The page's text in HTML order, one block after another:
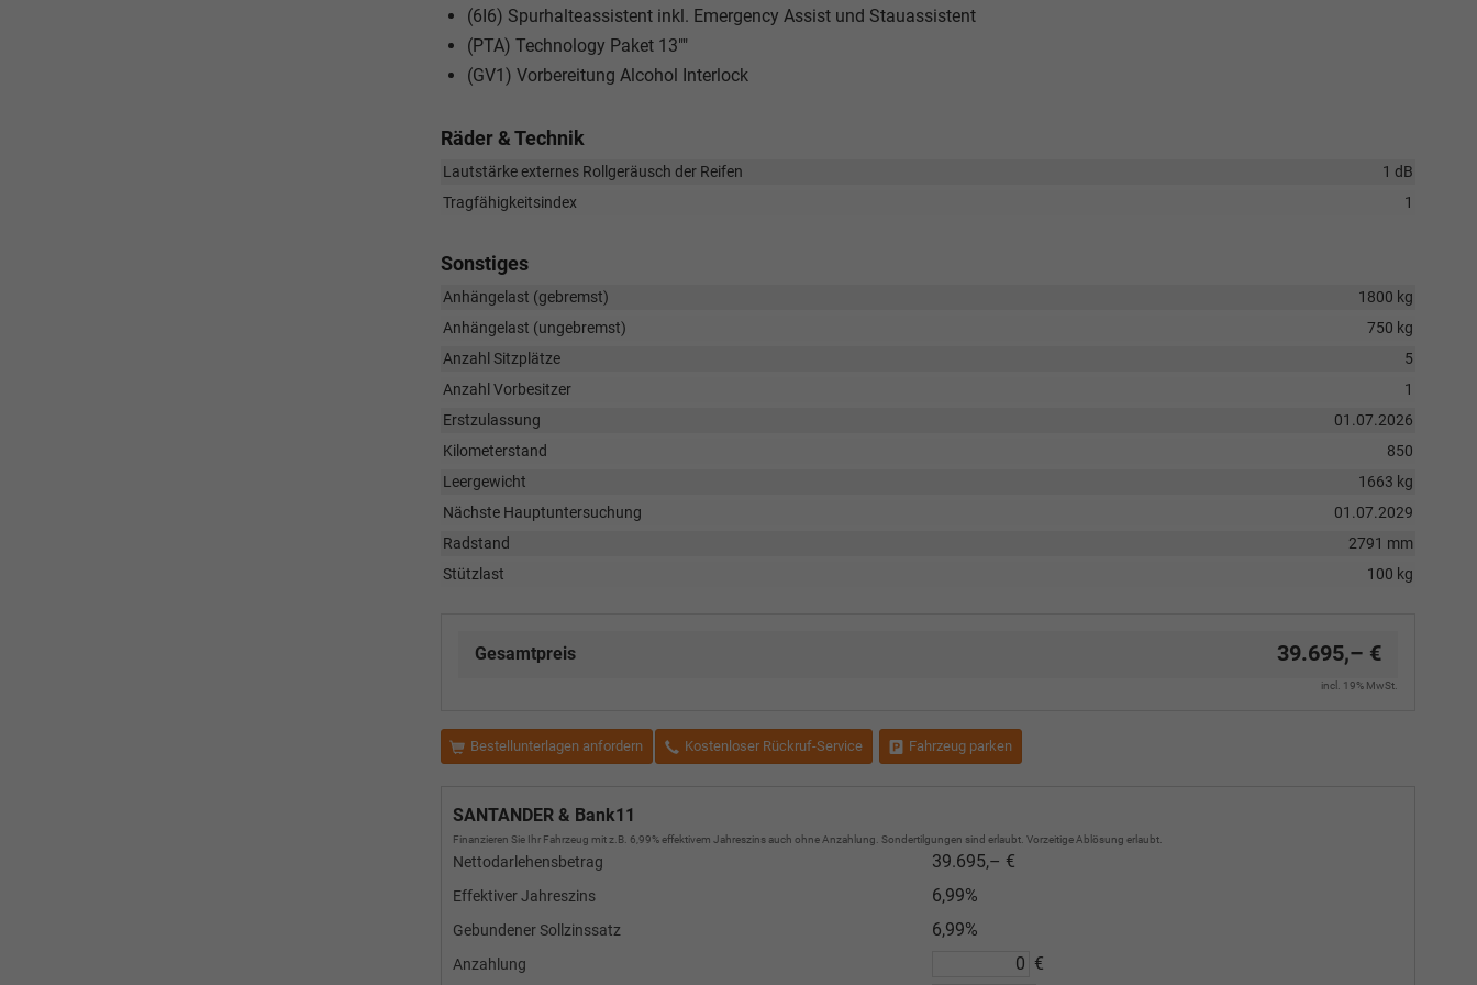
(6I6) Spurhalteassistent inkl. Emergency Assist und Stauassistent
(PTA) Technology Paket 13""
(GV1) Vorbereitung Alcohol Interlock
Räder & Technik
Lautstärke externes Rollgeräusch der Reifen
1 dB
Tragfähigkeitsindex
1
Sonstiges
Anhängelast (gebremst)
1800 kg
Anhängelast (ungebremst)
750 kg
Anzahl Sitzplätze
5
Anzahl Vorbesitzer
1
Erstzulassung
01.07.2026
Kilometerstand
850
Leergewicht
1663 kg
Nächste Hauptuntersuchung
01.07.2029
Radstand
2791 mm
Stützlast
100 kg
Gesamtpreis 39.695,– €
incl. 19% MwSt.
Bestellunterlagen anfordern Kostenloser Rückruf-Service Fahrzeug parken
SANTANDER & Bank11
Finanzieren Sie Ihr Fahrzeug mit z.B. 6,99% effektivem Jahreszins auch ohne Anzahlung. Sondertilgungen sind erlaubt. Vorzeitige Ablösung erlaubt.
Nettodarlehensbetrag 39.695,– €
Effektiver Jahreszins 6,99%
Gebundener Sollzinssatz 6,99%
Anzahlung €